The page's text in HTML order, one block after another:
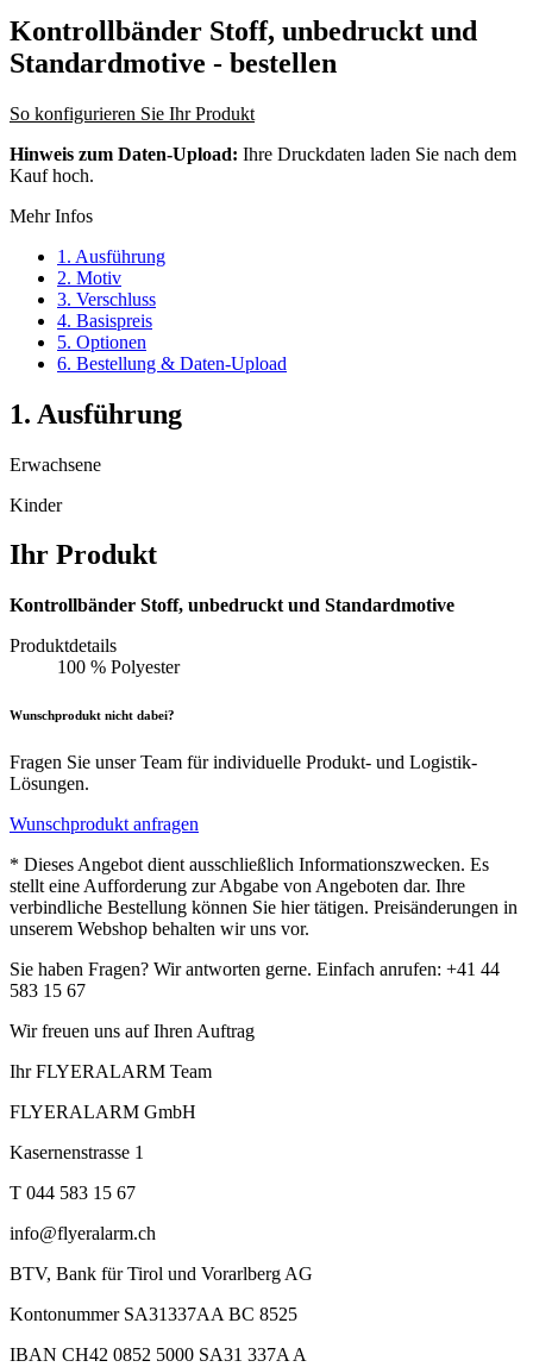
Kontrollbänder Stoff, unbedruckt und
Standardmotive - bestellen
So konfigurieren Sie Ihr Produkt
Hinweis zum Daten-Upload: Ihre Druckdaten laden Sie nach dem
Kauf hoch.
Mehr Infos
1. Ausführung
2. Motiv
3. Verschluss
4. Basispreis
5. Optionen
6. Bestellung & Daten-Upload
1. Ausführung
Erwachsene
Kinder
Ihr Produkt
Kontrollbänder Stoff, unbedruckt und Standardmotive
Produktdetails
100 % Polyester
Wunschprodukt nicht dabei?
Fragen Sie unser Team für individuelle Produkt- und Logistik-
Lösungen.
Wunschprodukt anfragen
* Dieses Angebot dient ausschließlich Informationszwecken. Es
stellt eine Aufforderung zur Abgabe von Angeboten dar. Ihre
verbindliche Bestellung können Sie hier tätigen. Preisänderungen in
unserem Webshop behalten wir uns vor.
Sie haben Fragen? Wir antworten gerne. Einfach anrufen: +41 44
583 15 67
Wir freuen uns auf Ihren Auftrag
Ihr FLYERALARM Team
FLYERALARM GmbH
Kasernenstrasse 1
T 044 583 15 67
info@flyeralarm.ch
BTV, Bank für Tirol und Vorarlberg AG
Kontonummer SA31337AA BC 8525
IBAN CH42 0852 5000 SA31 337A A